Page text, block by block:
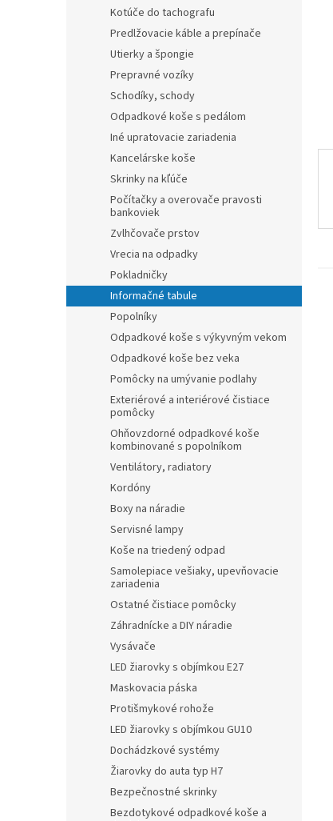
Kotúče do tachografu
Predlžovacie káble a prepínače
Utierky a špongie
Prepravné vozíky
Schodíky, schody
Odpadkové koše s pedálom
Iné upratovacie zariadenia
Kancelárske koše
Skrinky na kľúče
Počítačky a overovače pravosti
bankoviek
Zvlhčovače prstov
Vrecia na odpadky
Pokladničky
Informačné tabule
Popolníky
Odpadkové koše s výkyvným vekom
Odpadkové koše bez veka
Pomôcky na umývanie podlahy
Exteriérové a interiérové čistiace
pomôcky
Ohňovzdorné odpadkové koše
kombinované s popolníkom
Ventilátory, radiatory
Kordóny
Boxy na náradie
Servisné lampy
Koše na triedený odpad
Samolepiace vešiaky, upevňovacie
zariadenia
Ostatné čistiace pomôcky
Záhradnícke a DIY náradie
Vysávače
LED žiarovky s objímkou E27
Maskovacia páska
Protišmykové rohože
LED žiarovky s objímkou GU10
Dochádzkové systémy
Žiarovky do auta typ H7
Bezpečnostné skrinky
Bezdotykové odpadkové koše a